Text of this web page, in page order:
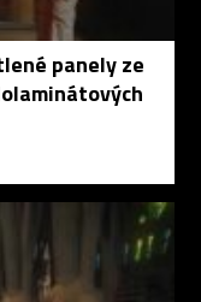
panely ze